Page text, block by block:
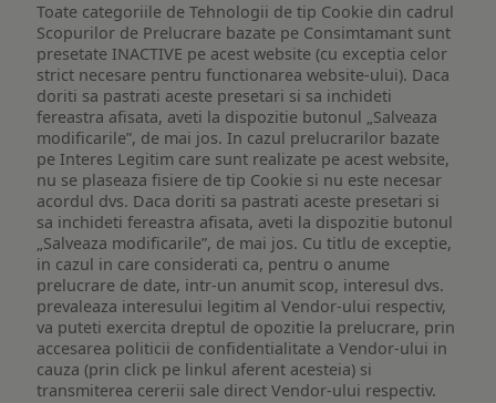
Toate categoriile de Tehnologii de tip Cookie din cadrul
Scopurilor de Prelucrare bazate pe Consimtamant sunt
presetate INACTIVE pe acest website (cu exceptia celor
strict necesare pentru functionarea website-ului). Daca
doriti sa pastrati aceste presetari si sa inchideti
fereastra afisata, aveti la dispozitie butonul „Salveaza
modificarile”, de mai jos. In cazul prelucrarilor bazate
pe Interes Legitim care sunt realizate pe acest website,
nu se plaseaza fisiere de tip Cookie si nu este necesar
acordul dvs. Daca doriti sa pastrati aceste presetari si
sa inchideti fereastra afisata, aveti la dispozitie butonul
„Salveaza modificarile”, de mai jos. Cu titlu de exceptie,
in cazul in care considerati ca, pentru o anume
prelucrare de date, intr-un anumit scop, interesul dvs.
prevaleaza interesului legitim al Vendor-ului respectiv,
va puteti exercita dreptul de opozitie la prelucrare, prin
accesarea politicii de confidentialitate a Vendor-ului in
cauza (prin click pe linkul aferent acesteia) si
transmiterea cererii sale direct Vendor-ului respectiv.